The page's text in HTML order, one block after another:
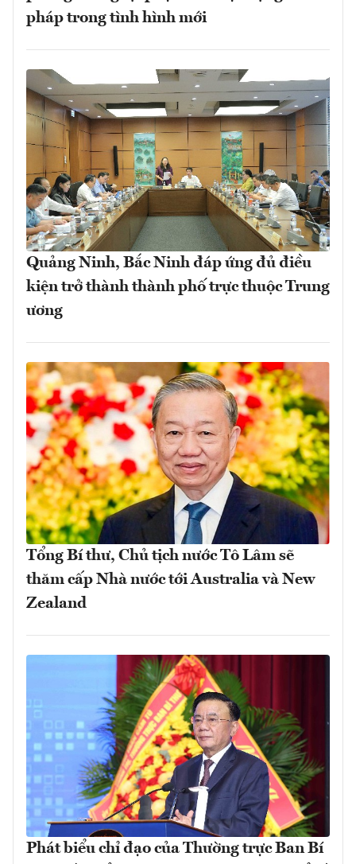
pháp trong tình hình mới
Quảng Ninh, Bắc Ninh đáp ứng đủ điều
kiện trở thành thành phố trực thuộc Trung
ương
Tổng Bí thư, Chủ tịch nước Tô Lâm sẽ
thăm cấp Nhà nước tới Australia và New
Zealand
Phát biểu chỉ đạo của Thường trực Ban Bí